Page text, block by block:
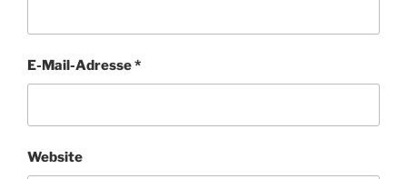
E-Mail-Adresse*
Website